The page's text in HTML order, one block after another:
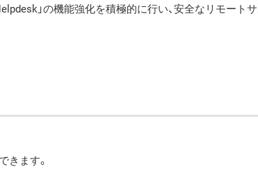
」の機能強化を積極的に行い、安全なリモート
きます。